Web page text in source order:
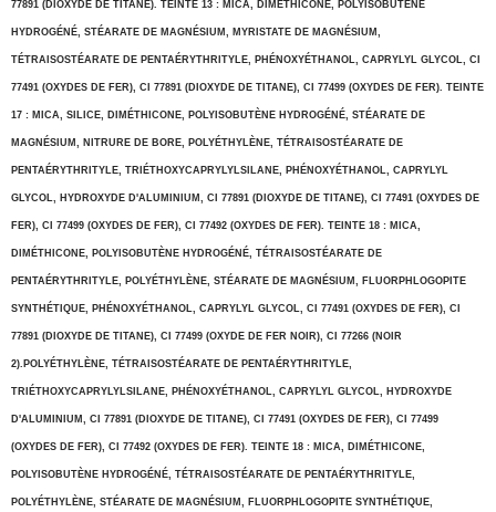
77891 (DIOXYDE DE TITANE). TEINTE 13 : MICA, DIMÉTHICONE, POLYISOBUTÈNE
HYDROGÉNÉ, STÉARATE DE MAGNÉSIUM, MYRISTATE DE MAGNÉSIUM,
TÉTRAISOSTÉARATE DE PENTAÉRYTHRITYLE, PHÉNOXYÉTHANOL, CAPRYLYL GLYCOL, CI
77491 (OXYDES DE FER), CI 77891 (DIOXYDE DE TITANE), CI 77499 (OXYDES DE FER). TEINTE
17 : MICA, SILICE, DIMÉTHICONE, POLYISOBUTÈNE HYDROGÉNÉ, STÉARATE DE
MAGNÉSIUM, NITRURE DE BORE, POLYÉTHYLÈNE, TÉTRAISOSTÉARATE DE
PENTAÉRYTHRITYLE, TRIÉTHOXYCAPRYLYLSILANE, PHÉNOXYÉTHANOL, CAPRYLYL
GLYCOL, HYDROXYDE D'ALUMINIUM, CI 77891 (DIOXYDE DE TITANE), CI 77491 (OXYDES DE
FER), CI 77499 (OXYDES DE FER), CI 77492 (OXYDES DE FER). TEINTE 18 : MICA,
DIMÉTHICONE, POLYISOBUTÈNE HYDROGÉNÉ, TÉTRAISOSTÉARATE DE
PENTAÉRYTHRITYLE, POLYÉTHYLÈNE, STÉARATE DE MAGNÉSIUM, FLUORPHLOGOPITE
SYNTHÉTIQUE, PHÉNOXYÉTHANOL, CAPRYLYL GLYCOL, CI 77491 (OXYDES DE FER), CI
77891 (DIOXYDE DE TITANE), CI 77499 (OXYDE DE FER NOIR), CI 77266 (NOIR
2).POLYÉTHYLÈNE, TÉTRAISOSTÉARATE DE PENTAÉRYTHRITYLE,
TRIÉTHOXYCAPRYLYLSILANE, PHÉNOXYÉTHANOL, CAPRYLYL GLYCOL, HYDROXYDE
D'ALUMINIUM, CI 77891 (DIOXYDE DE TITANE), CI 77491 (OXYDES DE FER), CI 77499
(OXYDES DE FER), CI 77492 (OXYDES DE FER). TEINTE 18 : MICA, DIMÉTHICONE,
POLYISOBUTÈNE HYDROGÉNÉ, TÉTRAISOSTÉARATE DE PENTAÉRYTHRITYLE,
POLYÉTHYLÈNE, STÉARATE DE MAGNÉSIUM, FLUORPHLOGOPITE SYNTHÉTIQUE,